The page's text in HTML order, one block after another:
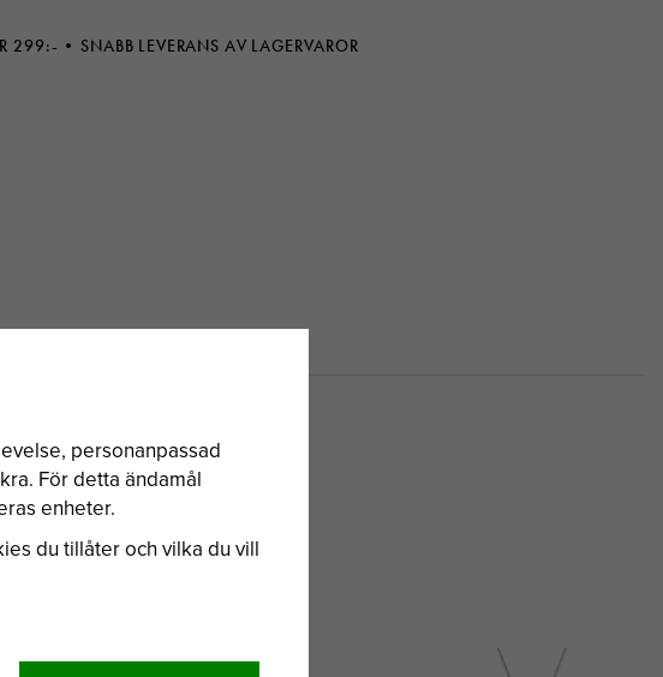
299:- SNABB LEVERANS AV LAGERVAROR
personanpassad
För detta ändamål
enheter.
du tillåter och vilka du vill